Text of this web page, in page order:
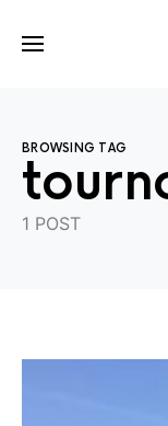
BROWSING TAG
1 POST